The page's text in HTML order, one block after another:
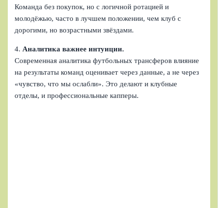
Команда без покупок, но с логичной ротацией и
молодёжью, часто в лучшем положении, чем клуб с
дорогими, но возрастными звёздами.
4. Аналитика важнее интуиции.
Современная аналитика футбольных трансферов влияние
на результаты команд оценивает через данные, а не через
«чувство, что мы ослабли». Это делают и клубные
отделы, и профессиональные капперы.